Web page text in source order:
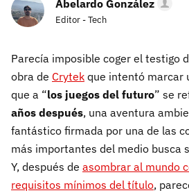
Abelardo González
Editor - Tech
Parecía imposible coger el testigo
obra de Crytek que intentó marcar
que a “los juegos del futuro” se
años después, una aventura
fantástico firmada por una de las
más importantes del medio busca
Y, después de asombrar al mundo
requisitos mínimos del título,